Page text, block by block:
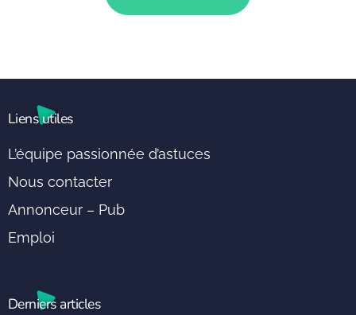
Liens utiles
L’équipe passionnée d’astuces
Nous contacter
Annonceur – Pub
Emploi
Derniers articles